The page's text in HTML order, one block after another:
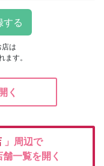
は
ます。
く
」周辺で
一覧を開く